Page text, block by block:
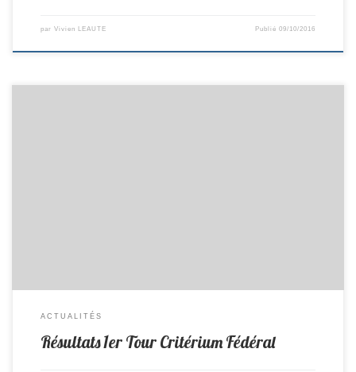
par Vivien LEAUTE Publié09/10/2016
ACTUALITÉS
Résultats 1er Tour Critérium Fédéral